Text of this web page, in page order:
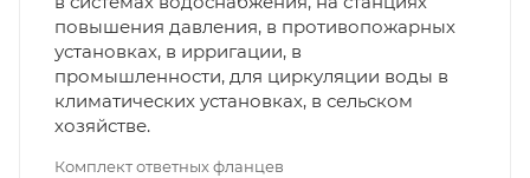
повышения давления, в противопожарных
установках, в ирригации, в
промышленности, для циркуляции воды в
климатических установках, в сельском
хозяйстве.
Комплект ответных фланцев